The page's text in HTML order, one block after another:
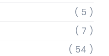
( 5 )
( 7 )
( 54 )